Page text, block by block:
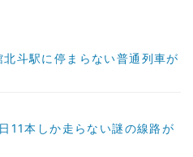
斗駅に停まらない普通列車が
11本しか走らない謎の線路が